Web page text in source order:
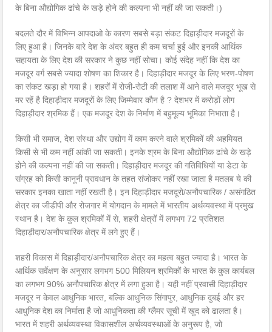
के बिना औद्योगिक ढांचे के खड़े होने की कल्पना भी नहीं की जा सकती।)
बदलते दौर में विभिन्न आपदाओ के कारण सबसे बड़ा संकट दिहाड़ीदार मजदूरों के
लिए हुआ है। जिनके बारे देश के अंदर बहुत ही कम चर्चा हुई और इनकी आर्थिक
सहायता के लिए देश की सरकार ने कुछ नहीं सोचा। कोई संदेह नहीं कि देश का
मजदूर वर्ग सबसे ज्यादा शोषण का शिकार है। दिहाड़ीदार मजदूर के लिए भरण-पोषण
का संकट खड़ा हो गया है। शहरों में रोजी-रोटी की तलाश में आने वाले मजदूर भूख से
मर रहें है दिहाड़ीदार मजदूरों के लिए जिम्मेवार कौन है ? देशभर में करोड़ों लोग
दिहाड़ीदार श्रमिक हैं। एक मजदूर देश के निर्माण में बहुमूल्य भूमिका निभाता है।
किसी भी समाज, देश संस्था और उद्योग में काम करने वाले श्रमिकों की अहमियत
किसी से भी कम नहीं आंकी जा सकती। इनके श्रम के बिना औद्योगिक ढांचे के खड़े
होने की कल्पना नहीं की जा सकती। दिहाड़ीदार मजदूर की गतिविधियों या डेटा के
संग्रह को किसी कानूनी प्रावधान के तहत संजोकर नहीं रखा जाता है मतलब ये की
सरकार इनका खाता नहीं रखती है। इन दिहाड़ीदार मजदूरो/अनौपचारिक / असंगठित
क्षेत्र का जीडीपी और रोजगार में योगदान के मामले में भारतीय अर्थव्यवस्था में प्रमुख
स्थान है। देश के कुल श्रमिकों में से, शहरी क्षेत्रों में लगभग 72 प्रतिशत
दिहाड़ीदार/अनौपचारिक क्षेत्र में लगे हुए हैं।
शहरी विकास में दिहाड़ीदार/अनौपचारिक क्षेत्र का महत्व बहुत ज्यादा है। भारत के
आर्थिक सर्वेक्षण के अनुसार लगभग 500 मिलियन श्रमिकों के भारत के कुल कार्यबल
का लगभग 90% अनौपचारिक क्षेत्र में लगा हुआ है। यही नहीं प्रवासी दिहाड़ीदार
मजदूर न केवल आधुनिक भारत, बल्कि आधुनिक सिंगापुर, आधुनिक दुबई और हर
आधुनिक देश का निर्माता है जो आधुनिकता की ग्लैमर सूची में खुद को ढालता है।
भारत में शहरी अर्थव्यवस्था विकासशील अर्थव्यवस्थाओं के अनुरूप है, जो